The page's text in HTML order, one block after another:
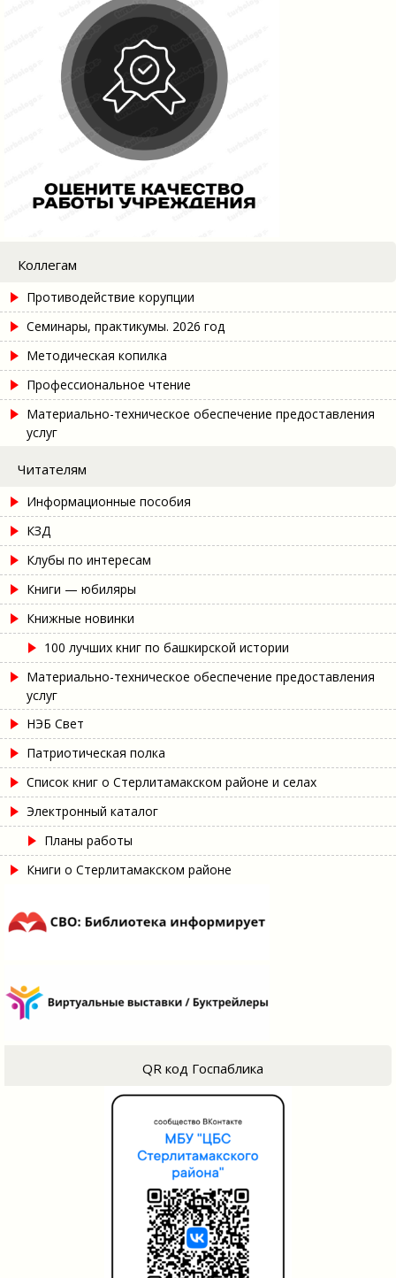
Коллегам
Противодействие корупции
Семинары, практикумы. 2026 год
Методическая копилка
Профессиональное чтение
Материально-техническое обеспечение предоставления
услуг
Читателям
Информационные пособия
КЗД
Клубы по интересам
Книги — юбиляры
Книжные новинки
100 лучших книг по башкирской истории
Материально-техническое обеспечение предоставления
услуг
НЭБ Свет
Патриотическая полка
Список книг о Стерлитамакском районе и селах
Электронный каталог
Планы работы
Книги о Стерлитамакском районе
QR код Госпаблика